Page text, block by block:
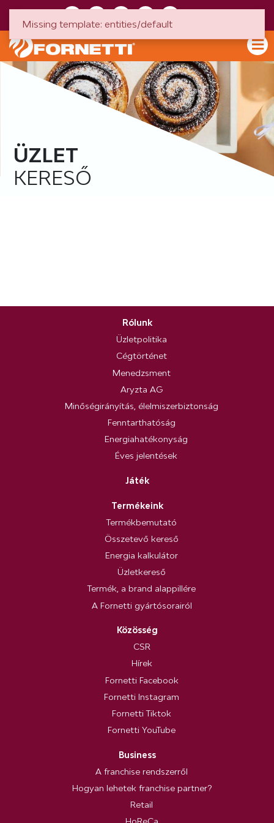
ÜZLET
KERESŐ
Rólunk
Üzletpolitika
Cégtörténet
Menedzsment
Aryzta AG
Minőségirányítás, élelmiszerbiztonság
Fenntarthatóság
Energiahatékonyság
Éves jelentések
Játék
Termékeink
Termékbemutató
Összetevő kereső
Energia kalkulátor
Üzletkereső
Termék, a brand alappillére
A Fornetti gyártósorairól
Közösség
CSR
Hírek
Fornetti Facebook
Fornetti Instagram
Fornetti Tiktok
Fornetti YouTube
Business
A franchise rendszerről
Hogyan lehetek franchise partner?
Retail
Missing template: entities/default